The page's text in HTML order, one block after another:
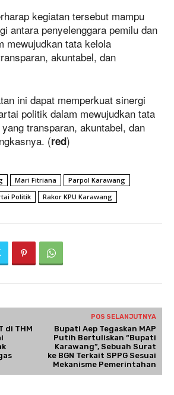
kegiatan tersebut mampu
antara penyelenggara pemilu dan
mewujudkan tata kelola
akuntabel, dan
ini dapat memperkuat sinergi
politik dalam mewujudkan tata
transparan, akuntabel, dan
(red)
Mari Fitriana
Parpol Karawang
Politik
Rakor KPU Karawang
di THM
POS SELANJUTNYA
Bupati Aep Tegaskan MAP
Putih Bertuliskan “Bupati
Karawang”, Sebuah Surat
ke BGN Terkait SPPG Sesuai
Mekanisme Pemerintahan